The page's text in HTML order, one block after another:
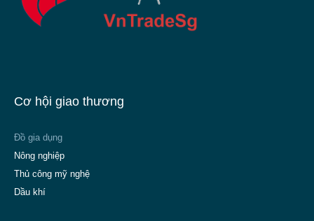
Cơ hội giao thương
Đồ gia dụng
Nông nghiệp
Thủ công mỹ nghệ
Dầu khí